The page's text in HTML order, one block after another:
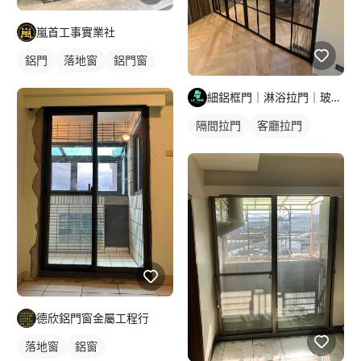
嵐首工事實業社
鋁門 落地窗
鋁門窗
德欣鋁門窗金屬工程行
落地窗 鋁窗
細鋁框門｜淋浴拉門｜玻璃明鏡｜鋁門窗工程
隔間拉門
客廳拉門
玻璃隔間